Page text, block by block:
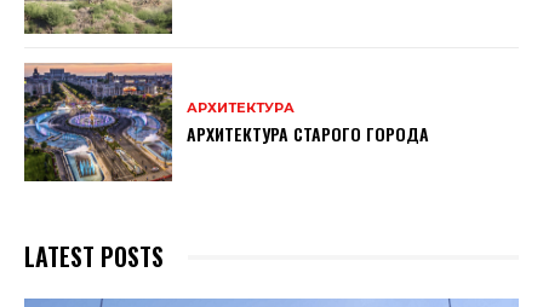
АРХИТЕКТУРА
АРХИТЕКТУРА CТАРОГО ГОРОДА
LATEST POSTS